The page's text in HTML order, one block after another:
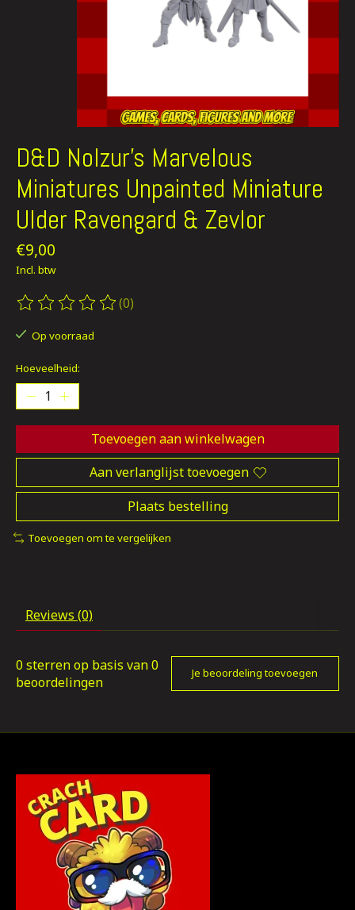
D&D Nolzur's Marvelous
Miniatures Unpainted Miniature
Ulder Ravengard & Zevlor
€9,00
Incl. btw
De beoordeling van dit product is
(0)
Op voorraad
Hoeveelheid:
Toevoegen aan winkelwagen
Aan verlanglijst toevoegen
Plaats bestelling
Toevoegen om te vergelijken
Reviews (0)
0 sterren op basis van0
beoordelingen
Je beoordeling toevoegen